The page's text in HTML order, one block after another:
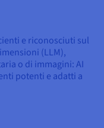
e riconosciuti sul
(LLM),
o di immagini: AI
potenti e adatti a